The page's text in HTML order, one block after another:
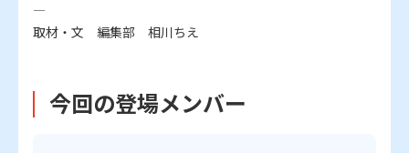
―
取材・文 編集部 相川ちえ
今回の登場メンバー